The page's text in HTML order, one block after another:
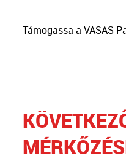
Támogassa a VASAS-